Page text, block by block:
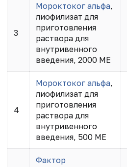
3
Мороктоког альфа,
лиофилизат для
приготовления
раствора для
внутривенного
введения, 2000 МЕ
4
Мороктоког альфа,
лиофилизат для
приготовления
раствора для
внутривенного
введения, 500 МЕ
Фактор